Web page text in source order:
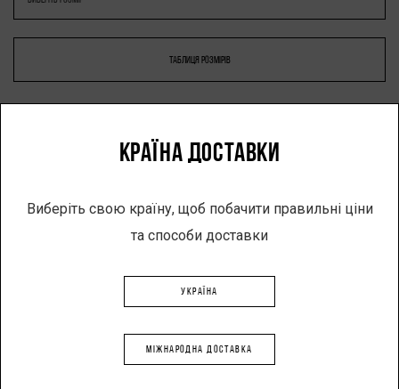
ТАБЛИЦЯ РОЗМІРІВ
- +
ДОДАТИ В КОШИК
Виріб: куртка-кімоно
КРАЇНА ДОСТАВКИ
Виберіть свою країну, щоб побачити правильні ціни
та способи доставки
УКРАЇНА
МІЖНАРОДНА ДОСТАВКА